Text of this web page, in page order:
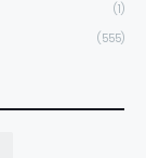
(1)
(555)